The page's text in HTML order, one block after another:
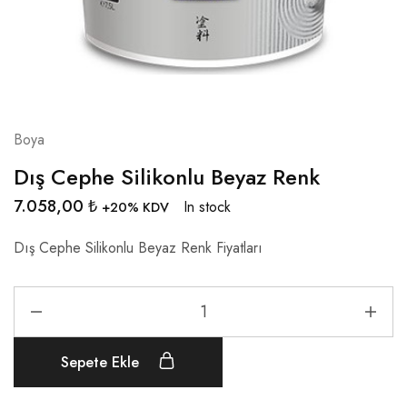
Boya
Dış Cephe Silikonlu Beyaz Renk
7.058,00 ₺ +20% KDV
In stock
Dış Cephe Silikonlu Beyaz Renk Fiyatları
Sepete Ekle